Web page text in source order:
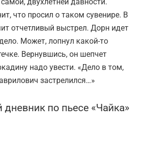
двухлетней давности.
что просил о таком сувенире. В
отчетливый выстрел. Дорн идет
Может, лопнул какой-то
Вернувшись, он шепчет
надо увести. «Дело в том,
застрелился…»
дневник по пьесе «Чайка»